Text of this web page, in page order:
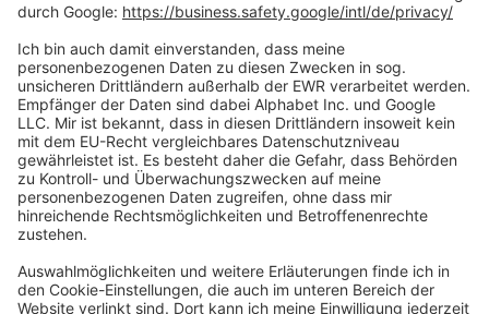
Social Media
Oft Gesucht
Rund um die Prüfung